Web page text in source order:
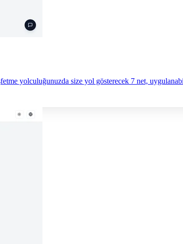
yolculuğunuzda size yol gösterecek 7 net,